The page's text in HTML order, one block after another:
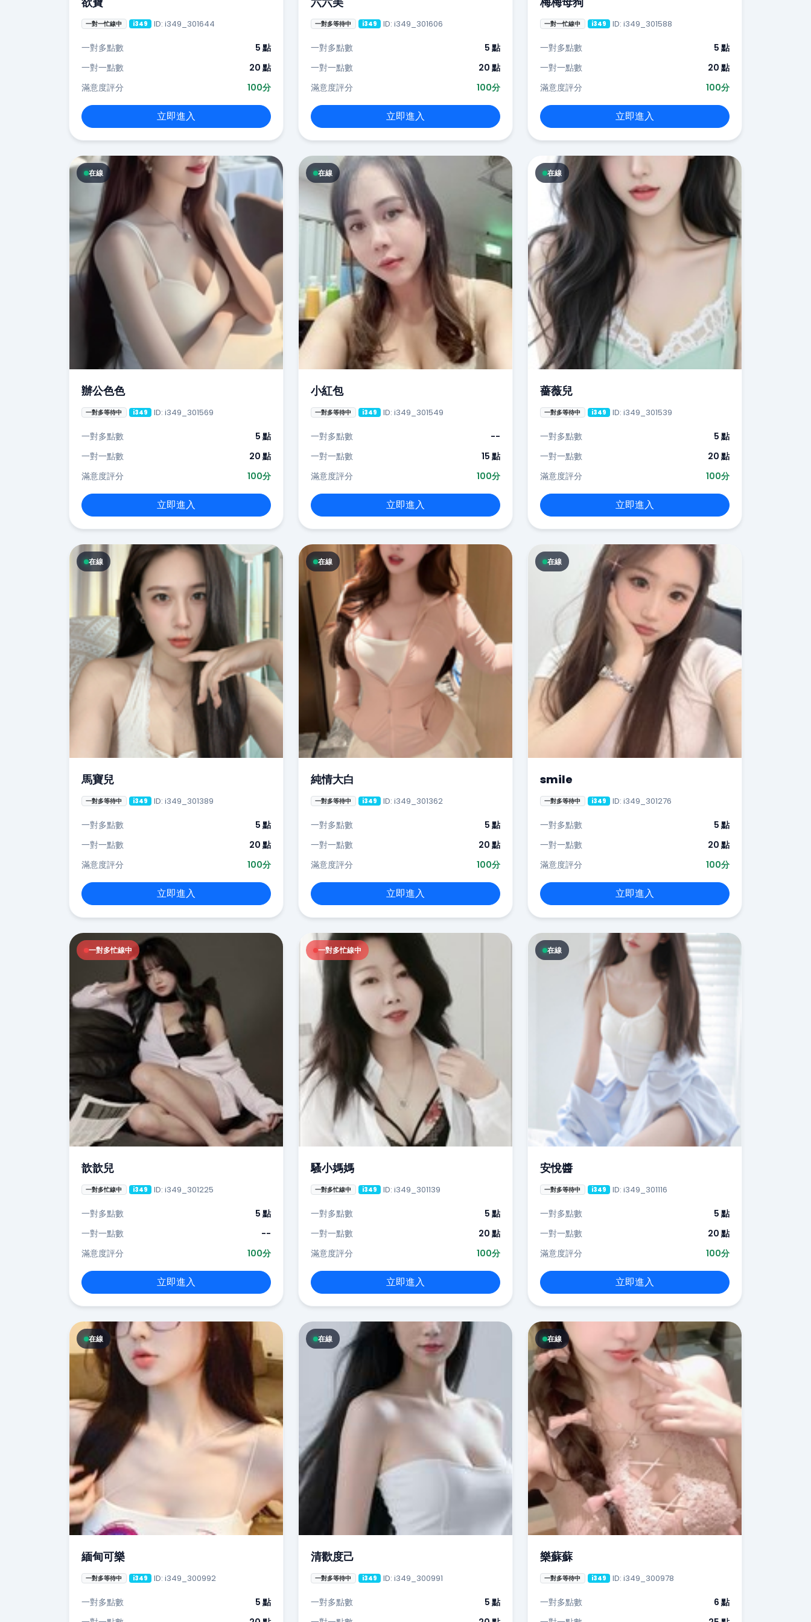
一對一忙線中 i349 ID: i349_301644
一對多點數
5 點
一對一點數
20 點
滿意度評分
100分
立即進入
一對多等待中 i349 ID: i349_301606
一對多點數
5 點
一對一點數
20 點
滿意度評分
100分
立即進入
一對一忙線中 i349 ID: i349_301588
一對多點數
5 點
一對一點數
20 點
滿意度評分
100分
立即進入
在線
辦公色色
一對多等待中 i349 ID: i349_301569
一對多點數
5 點
一對一點數
20 點
滿意度評分
100分
立即進入
在線
小紅包
一對多等待中 i349 ID: i349_301549
一對多點數
--
一對一點數
15 點
滿意度評分
100分
立即進入
在線
薔薇兒
一對多等待中 i349 ID: i349_301539
一對多點數
5 點
一對一點數
20 點
滿意度評分
100分
立即進入
在線
馬寶兒
一對多等待中 i349 ID: i349_301389
一對多點數
5 點
一對一點數
20 點
滿意度評分
100分
立即進入
在線
純情大白
一對多等待中 i349 ID: i349_301362
一對多點數
5 點
一對一點數
20 點
滿意度評分
100分
立即進入
在線
smile
一對多等待中 i349 ID: i349_301276
一對多點數
5 點
一對一點數
20 點
滿意度評分
100分
立即進入
一對多忙線中
歆歆兒
一對多忙線中 i349 ID: i349_301225
一對多點數
5 點
一對一點數
--
滿意度評分
100分
立即進入
一對多忙線中
騷小媽媽
一對多忙線中 i349 ID: i349_301139
一對多點數
5 點
一對一點數
20 點
滿意度評分
100分
立即進入
在線
安悅醬
一對多等待中 i349 ID: i349_301116
一對多點數
5 點
一對一點數
20 點
滿意度評分
100分
立即進入
在線
緬甸可樂
一對多等待中 i349 ID: i349_300992
一對多點數
5 點
在線
清歡度己
一對多等待中 i349 ID: i349_300991
一對多點數
5 點
在線
樂蘇蘇
一對多等待中 i349 ID: i349_300978
一對多點數
6 點